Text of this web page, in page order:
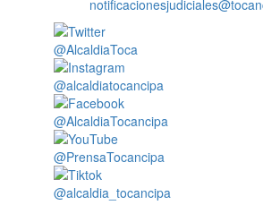
@AlcaldiaToca
@alcaldiatocancipa
@AlcaldiaTocancipa
@PrensaTocancipa
@alcaldia_tocancipa